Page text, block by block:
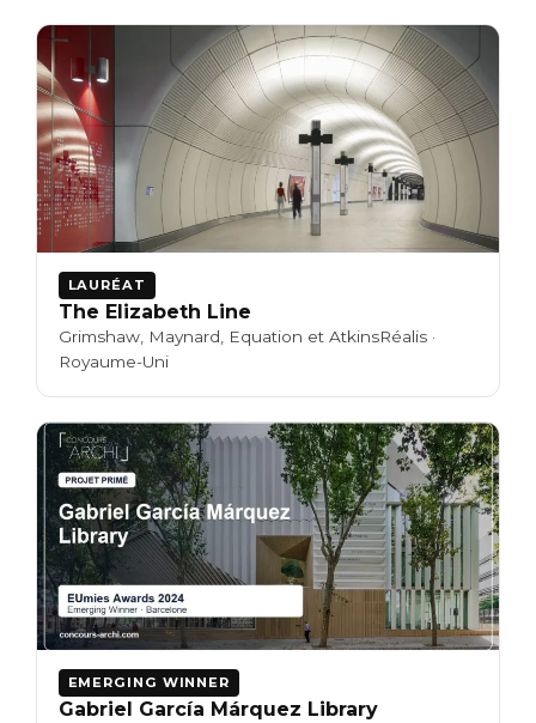
LAURÉAT
The Elizabeth Line
Grimshaw, Maynard, Equation et AtkinsRéalis ·
Royaume-Uni
EMERGING WINNER
Gabriel García Márquez Library